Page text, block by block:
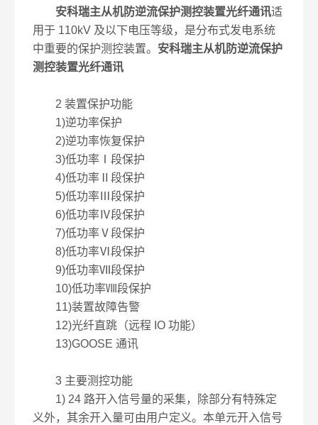
安科瑞主从机防逆流保护测控装置光纤通讯适
用于 110kV 及以下电压等级，是分布式发电系统
中重要的保护测控装置。 安科瑞主从机防逆流保护
测控装置光纤通讯
2 装置保护功能
1)逆功率保护
2)逆功率恢复保护
3)低功率Ⅰ段保护
4)低功率Ⅱ段保护
5)低功率Ⅲ段保护
6)低功率Ⅳ段保护
7)低功率Ⅴ段保护
8)低功率Ⅵ段保护
9)低功率Ⅶ段保护
10)低功率Ⅷ段保护
11)装置故障告警
12)光纤直跳（远程 IO 功能）
13)GOOSE 通讯
3 主要测控功能
1) 24 路开入信号量的采集，除部分有特殊定
义外，其余开入量可由用户定义。本单元开入信号